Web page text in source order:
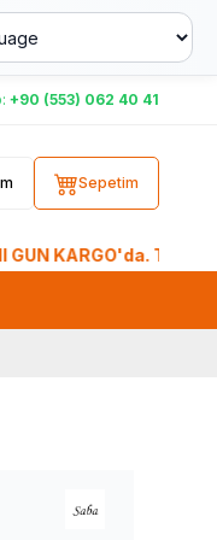
+90 (553) 062 40 41
Sepetim
Tüm